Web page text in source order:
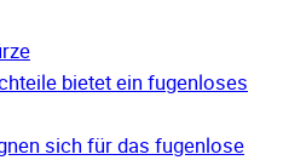
bietet ein fugenloses
sich für das fugenlose